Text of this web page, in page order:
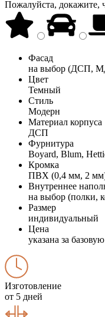
Пожалуйста, докажите,
Фасад
на выбор (ДСП,
Цвет
Темный
Стиль
Модерн
Материал корпуса
ДСП
Фурнитура
Boyard, Blum,
Кромка
ПВХ (0,4 мм, 2
Внутреннее
на выбор (полки,
Размер
индивидуальный
Цена
указана за
Изготовление
от 5 дней